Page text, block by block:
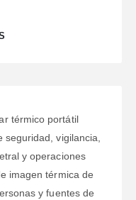
térmico portátil
seguridad, vigilancia,
y operaciones
imagen térmica de
y fuentes de